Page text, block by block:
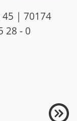
| 70174
28 - 0